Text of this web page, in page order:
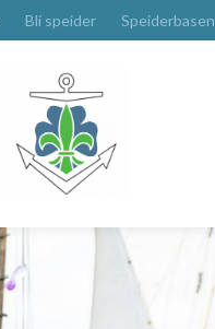
Bli speider Speiderbasen